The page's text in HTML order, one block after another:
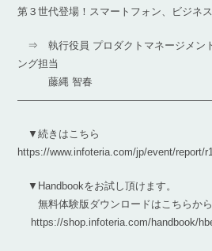
第３世代登場！スマートフォン、ビジネ
⇒ 執行役員 プロダクトマネージメン
ング担当
藤縄 智春
▼続きはこちら
https://www.infoteria.com/jp/event/report/
▼Handbookをお試し頂けます。
無料体験版ダウンロードはこちらから
https://shop.infoteria.com/handbook/